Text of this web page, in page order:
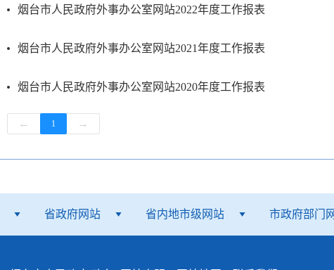
烟台市人民政府外事办公室网站2022年度工作报表
烟台市人民政府外事办公室网站2021年度工作报表
烟台市人民政府外事办公室网站2020年度工作报表
← 1 →
省政府网站 省内地市级网站 市政府部门